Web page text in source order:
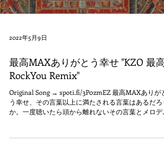
2022年5月9日
最高MAXありがとう幸せ "KZO 最高
RockYou Remix"
Original Song → spoti.fi/3P0zmEZ 最高MAXありがと
う幸せ、その言葉以上に満たされる言葉はあるだろ
か。一度聴いたら頭から離れないその言葉とメロデ